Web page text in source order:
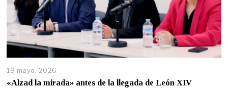
19 mayo, 2026
«Alzad la mirada» antes de la llegada de León XIV